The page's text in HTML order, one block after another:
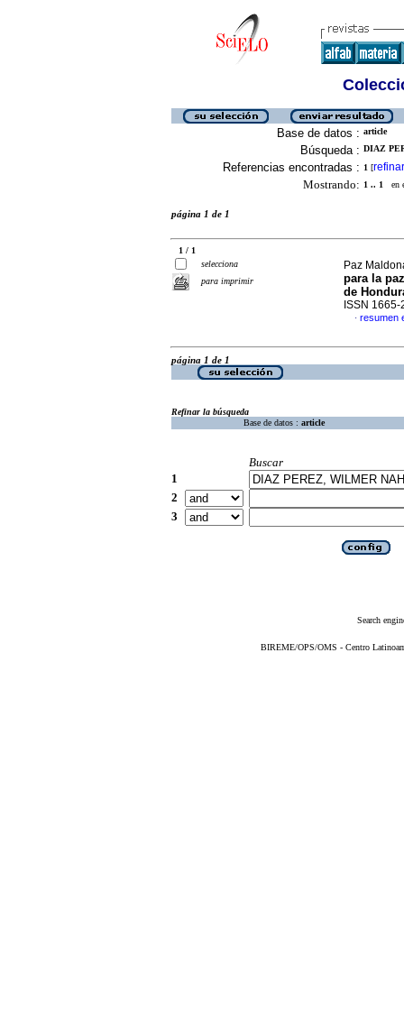
Base de datos : article
Búsqueda : DIAZ
Referencias encontradas : 1 [refinar
Mostrando: 1 .. 1 en
página 1 de 1
1 / 1
selecciona
para imprimir
Paz
para la
de
ISSN 1665-
· resumen
página 1 de 1
Refinar la búsqueda
Base de datos : article
Buscar
1
2
3
Search
BIREME/OPS/OMS - Centro